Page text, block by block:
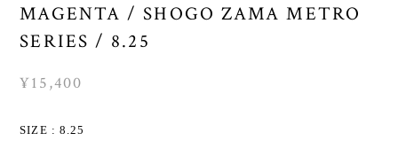
MAGENTA / SHOGO ZAMA METRO
SERIES / 8.25
¥15,400
SIZE : 8.25